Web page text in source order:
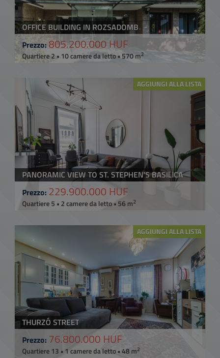
OFFICE BUILDING IN ROZSADOMB
Prezzo:805.200.000 HUF
Quartiere 2 • 10 camere da letto • 570 m2
AGGIUNGI ALLA LISTA
PANORAMIC VIEW TO ST. STEPHEN'S BASILICA
Prezzo: 229.900.000 HUF
Quartiere 5 • 2 camere da letto • 56 m2
AGGIUNGI ALLA LISTA
THURZÓ STREET
Prezzo: 76.800.000 HUF
Quartiere 13 • 1 camere da letto • 48 m2